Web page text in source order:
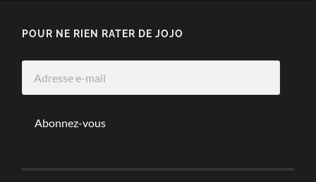
POUR NE RIEN RATER DE JOJO
Abonnez-vous